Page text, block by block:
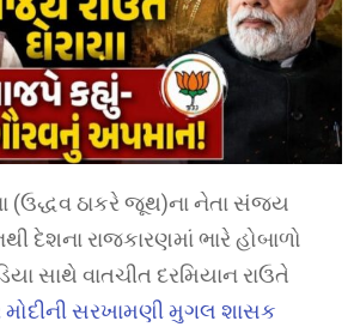
(ઉદ્ધવ ઠાકરે જૂથ)ના નેતા સંજય
દેશના રાજકારણમાં ભારે હોબાળો
સાથે વાતચીત દરમિયાન રાઉતે
મોદીની સરખામણી મુગલ શાસક